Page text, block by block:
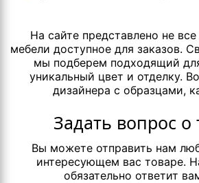
На сайте представлено не
мебели доступное для заказов.
мы подберем подходящий
уникальный цвет и отделку.
дизайнера с образцами,
Задать вопрос о
Вы можете отправить нам
интересующем вас товаре.
обязательно ответит